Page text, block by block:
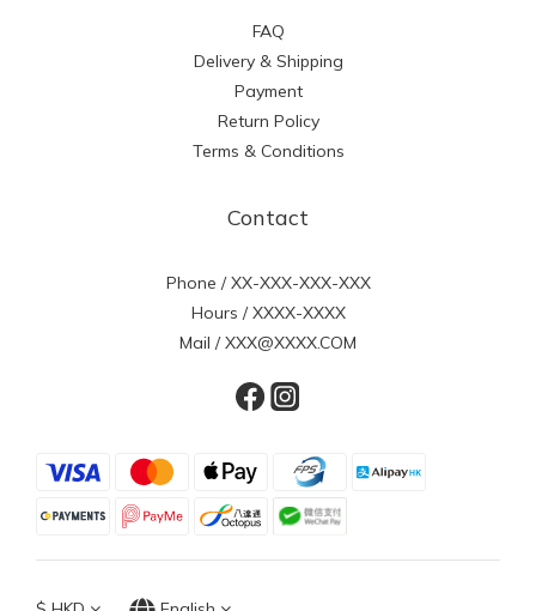
FAQ
Delivery & Shipping
Payment
Return Policy
Terms & Conditions
Contact
Phone / XX-XXX-XXX-XXX
Hours / XXXX-XXXX
Mail / XXX@XXXX.COM